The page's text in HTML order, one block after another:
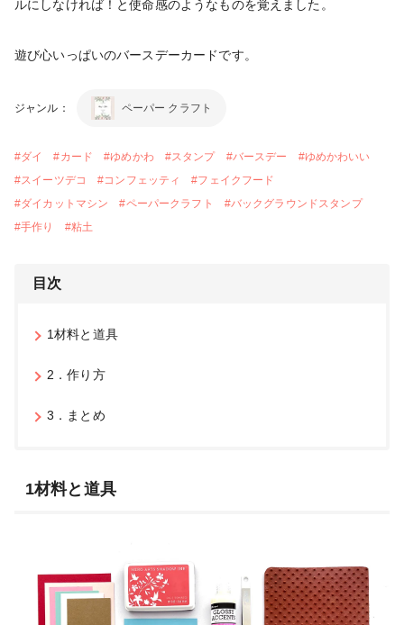
ルにしなければ！と使命感のようなものを覚えました。
遊び心いっぱいのバースデーカードです。
ジャンル： ペーパー クラフト
#ダイ #カード #ゆめかわ #スタンプ #バースデー #ゆめかわいい
#スイーツデコ #コンフェッティ #フェイクフード
#ダイカットマシン #ペーパークラフト #バックグラウンドスタンプ
#手作り #粘土
目次
1材料と道具
2．作り方
3．まとめ
1材料と道具